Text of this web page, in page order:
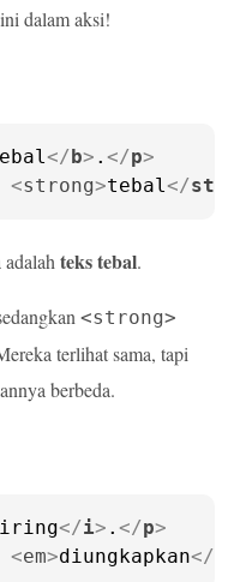
dalam aksi!
</b> . </p>
<strong>tebal</
teks tebal.
<strong>
terlihat sama, tapi
berbeda.
</i> . </p>
<em>diungkapkan</